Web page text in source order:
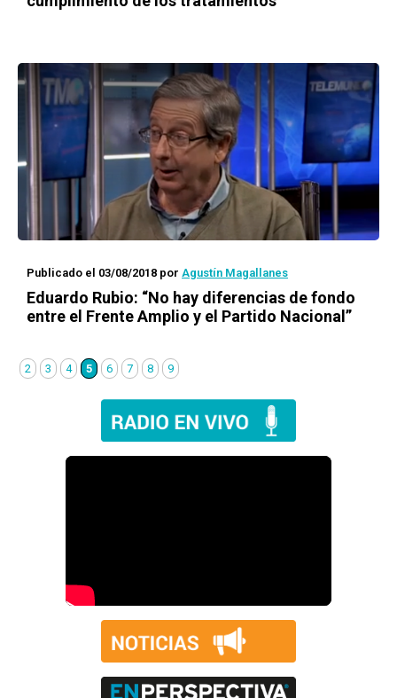
Publicado el 03/08/2018 por Agustín Magallanes
Eduardo Rubio: “No hay diferencias de fondo
entre el Frente Amplio y el Partido Nacional”
2 3 4 5 6 7 8 9